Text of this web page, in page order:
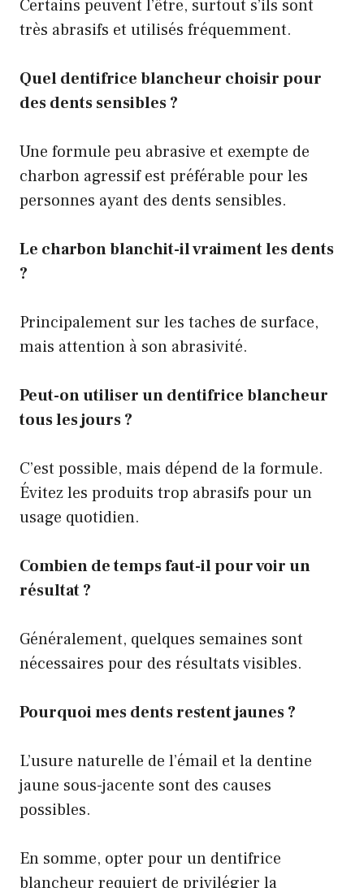
Certains peuvent l’être, surtout s’ils sont
très abrasifs et utilisés fréquemment.
Quel dentifrice blancheur choisir pour
des dents sensibles ?
Une formule peu abrasive et exempte de
charbon agressif est préférable pour les
personnes ayant des dents sensibles.
Le charbon blanchit-il vraiment les dents
?
Principalement sur les taches de surface,
mais attention à son abrasivité.
Peut-on utiliser un dentifrice blancheur
tous les jours ?
C’est possible, mais dépend de la formule.
Évitez les produits trop abrasifs pour un
usage quotidien.
Combien de temps faut-il pour voir un
résultat ?
Généralement, quelques semaines sont
nécessaires pour des résultats visibles.
Pourquoi mes dents restent jaunes ?
L’usure naturelle de l’émail et la dentine
jaune sous-jacente sont des causes
possibles.
En somme, opter pour un dentifrice
blancheur requiert de privilégier la